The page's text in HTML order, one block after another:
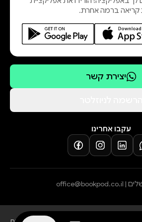
קריאה ברמה אחרת.
יצירת קשר
עקבו אחרינו
office@bookpod.co.il